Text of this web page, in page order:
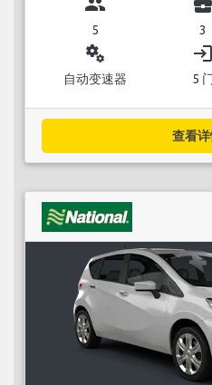
5 3
miscellaneous_services
自动变速器
login
5
查看